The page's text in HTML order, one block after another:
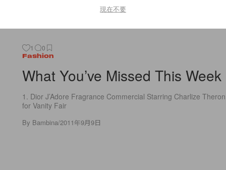
1 0
Fashion
What You’ve Missed This Week
1. Dior J’Adore Fragrance Commercial Starring Charlize
for Vanity Fair
By Bambina/2011年9月9日
現在不要